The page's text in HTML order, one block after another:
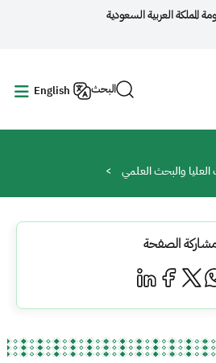
العربية السعودية
البحث English
والبحث العلمي
الصفحة